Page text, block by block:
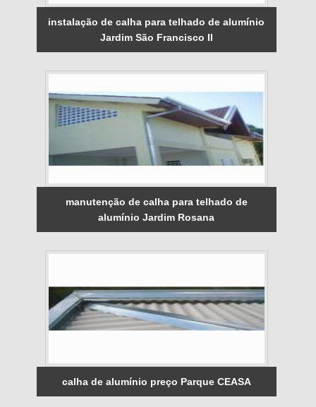
instalação de calha para telhado de alumínio
Jardim São Francisco II
manutenção de calha para telhado de
alumínio Jardim Rosana
calha de alumínio preço Parque CEASA